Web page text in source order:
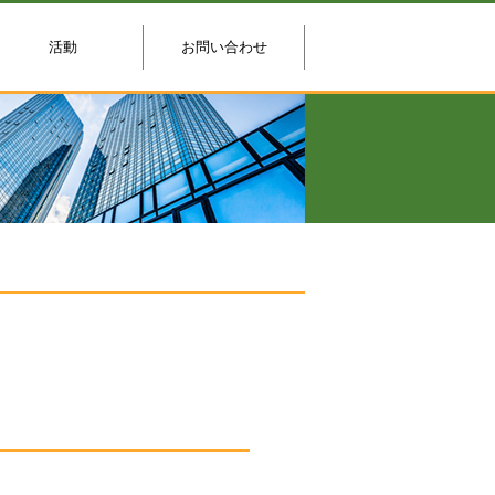
活動 お問い合わせ